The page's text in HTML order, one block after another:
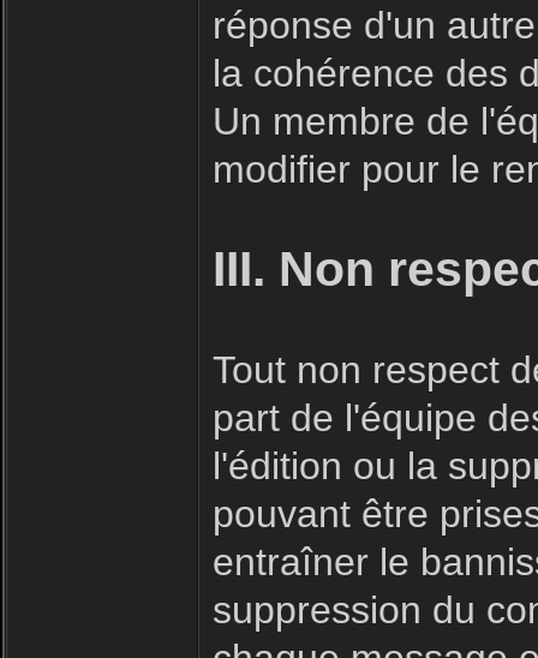
réponse d'un
la cohérence des
Un membre de
modifier pour le
III. Non
Tout non respect
part de l'équipe
l'édition ou la
pouvant être
entraîner le
suppression du